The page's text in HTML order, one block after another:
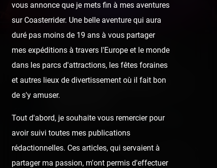
Home Posts Luna Park Cap d'Agde — 25 juillet 2020
Luna Park Cap d'Agde — 25
juillet 2020
Published6 years agoby Coasterrider | Reading time:
👍 55 😍 2 😮 1
vous annonce que je mets fin à mes aventures
sur Coasterrider. Une belle aventure qui aura
duré pas moins de 19 ans à vous partager
mes expéditions à travers l'Europe et le monde
dans les parcs d'attractions, les fêtes foraines
et autres lieux de divertissement où il fait bon
de s'y amuser.
Tout d'abord, je souhaite vous remercier pour
avoir suivi toutes mes publications
rédactionnelles. Ces articles, qui servaient à
partager ma passion, m'ont permis d'effectuer